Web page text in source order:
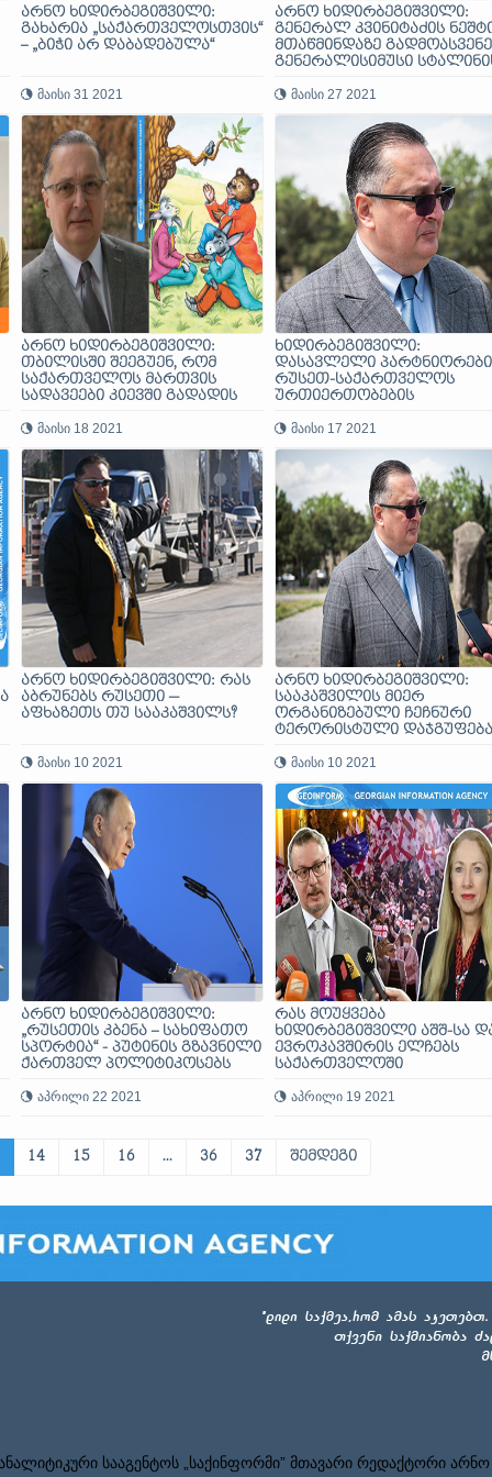
არნო ხიდირბეგიშვილი:
გახარია „საქართველოსთვის“
– „ბიჭი არ დაბადებულა“
მაისი 31 2021
არნო ხიდირბეგიშვილი:
გენერალ კვინიტაძის
მთაწმინდაზე
გენერალისიმუსი
მაისი 27 2021
არნო ხიდირბეგიშვილი:
თბილისში შეეგუენ, რომ
საქართველოს მართვის
სადავეები კიევში გადადის
მაისი 18 2021
ხიდირბეგიშვილი:
დასავლელი პარტნიორები
რუსეთ-საქართველოს
ურთიერთობების
დაინტერესებული უნდა
იყვნენ
მაისი 17 2021
არნო ხიდირბეგიშვილი: რას
აბრუნებს რუსეთი —
აფხაზეთს თუ სააკაშვილს?
მაისი 10 2021
არნო ხიდირბეგიშვილი:
სააკაშვილის მიერ
ორგანიზებული ჩეჩნური
ტერორისტული დაჯგუფება
მაისი 10 2021
არნო ხიდირბეგიშვილი:
„რუსეთის კბენა – სახიფათო
სპორტია“ - პუტინის გზავნილი
ქართველ პოლიტიკოსებს
აპრილი 22 2021
რას მოუყვება
ხიდირბეგიშვილი აშშ-სა
ევროკავშირის ელჩებს
საქართველოში
აპრილი 19 2021
14 15 16 ... 36 37 შემდეგი
სააგენტოს „საქინფორმი” მთავარი რედაქტორი